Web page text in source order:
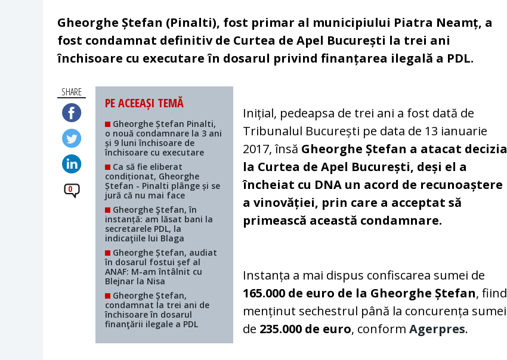
Gheorghe Ștefan (Pinalti), fost primar al municipiului Piatra Neamț, a
fost condamnat definitiv de Curtea de Apel București la trei ani
închisoare cu executare în dosarul privind finanțarea ilegală a PDL.
SHARE
0
PE ACEEAȘI TEMĂ
Gheorghe Ștefan Pinalti,
o nouă condamnare la 3 ani
și 9 luni închisoare de
închisoare cu executare
Ca să fie eliberat
condiționat, Gheorghe
Ștefan - Pinalti plânge și se
jură că nu mai face
Gheorghe Ştefan, în
instanță: am lăsat bani la
secretarele PDL, la
indicaţiile lui Blaga
Gheorghe Ștefan, audiat
în dosarul fostui șef al
ANAF: M-am întâlnit cu
Blejnar la Nisa
Gheorghe Ştefan,
condamnat la trei ani de
închisoare în dosarul
finanţării ilegale a PDL
Inițial, pedeapsa de trei ani a fost dată de
Tribunalul București pe data de 13 ianuarie
2017, însă Gheorghe Ștefan a atacat decizia
la Curtea de Apel București, deși el a
încheiat cu DNA un acord de recunoaștere
a vinovăției, prin care a acceptat să
primească această condamnare.
Instanța a mai dispus confiscarea sumei de
165.000 de euro de la Gheorghe Ștefan, fiind
menținut sechestrul până la concurența sumei
de 235.000 de euro, conformAgerpres.